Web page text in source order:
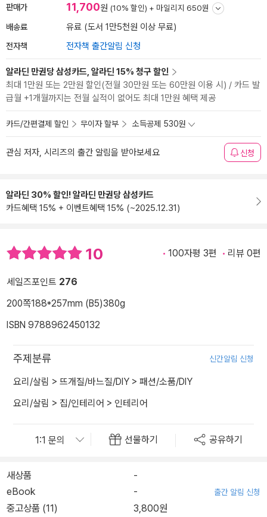
판매가 11,700원 (10% 할인) + 마일리지 650원
배송료 유료 (도서 1만5천원 이상 무료)
전자책 전자책 출간알림 신청
알라딘 만권당 삼성카드, 알라딘 15% 청구 할인
최대 1만원 또는 2만원 할인(전월 30만원 또는 60만원 이용 시) / 카드 발
급월 +1개월까지는 전월 실적이 없어도 최대 1만원 혜택 제공
카드/간편결제 할인 무이자 할부 소득공제 530원
관심 저자, 시리즈의 출간 알림을 받아보세요 신청
알라딘 30% 할인! 알라딘 만권당 삼성카드
카드혜택 15% + 이벤트혜택 15% (~2025.12.31)
10 100자평 3편 리뷰 0편
세일즈포인트 276
200쪽188*257mm (B5)380g
ISBN 9788962450132
주제분류 신간알림 신청
요리/살림 > 뜨개질/바느질/DIY > 패션/소품/DIY
요리/살림 > 집/인테리어 > 인테리어
선물하기 공유하기
새상품
-
eBook
- 출간 알림 신청
중고상품 (11) 3,800원